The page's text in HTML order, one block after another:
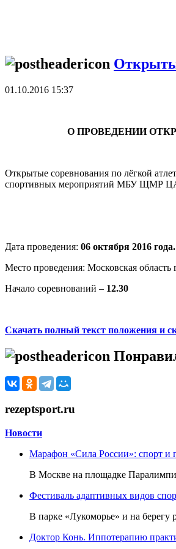
01.10.2016 15:37
О ПРОВЕДЕНИИ
Открытые соревнования по лёгкой
спортивных мероприятий МБУ ЩМР
Дата проведения: 06 октября 2016 года.
Место проведения: Московская
Начало соревнований – 12.30
Скачать полный текст положения и
rezeptsport.ru
Новости
Марафон «Сила России»: спорт и
В Москве на площадке
Фестиваль адаптивных видов
В парке «Лукоморье» и на берегу
Доктор Конь. Иппотерапию